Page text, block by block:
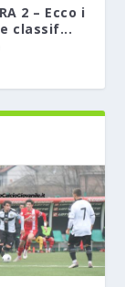
2 – Ecco i
classif...